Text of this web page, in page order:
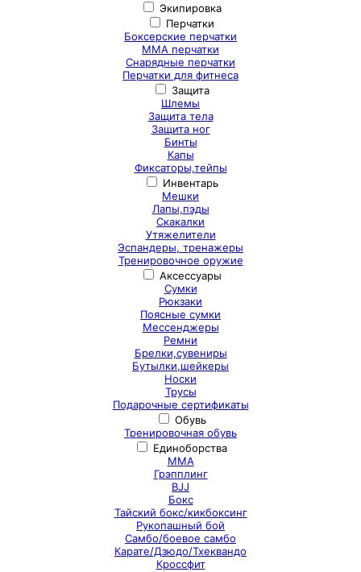
Экипировка
Перчатки
Боксерские перчатки
ММА перчатки
Снарядные перчатки
Перчатки для фитнеса
Защита
Шлемы
Защита тела
Защита ног
Бинты
Капы
Фиксаторы,тейпы
Инвентарь
Мешки
Лапы,пэды
Скакалки
Утяжелители
Эспандеры, тренажеры
Тренировочное оружие
Аксессуары
Сумки
Рюкзаки
Поясные сумки
Мессенджеры
Ремни
Брелки,сувениры
Бутылки,шейкеры
Носки
Трусы
Подарочные сертификаты
Обувь
Тренировочная обувь
Единоборства
ММА
Грэпплинг
BJJ
Бокс
Тайский бокс/кикбоксинг
Рукопашный бой
Самбо/боевое самбо
Карате/Дзюдо/Тхеквандо
Кроссфит